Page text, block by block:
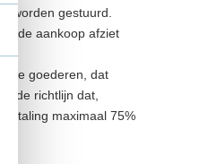
worden gestuurd.
de aankoop afziet
de goederen, dat
de richtlijn dat,
maximaal 75%